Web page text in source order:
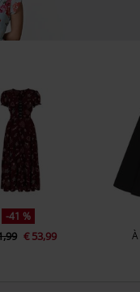
-41 %
€ 53,99